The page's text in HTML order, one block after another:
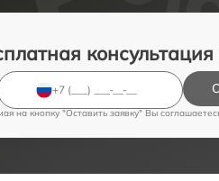
на кнопку "Оставить заявку" Вы